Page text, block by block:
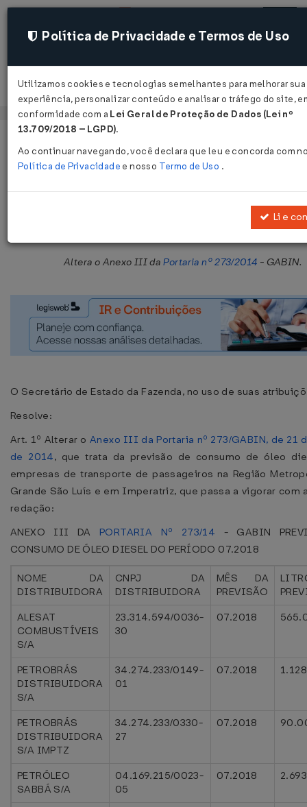
Acessar
Publicado no DOE - MA em 3 jul 2018
Altera o Anexo III da Portaria nº 273/2014 - GABIN.
O Secretário de Estado da Fazenda, no uso de suas
Resolve:
Art. 1º Alterar oAnexo III da Portaria nº 273/GABIN, de 21
de 2014, que trata da previsão de consumo de óleo
empresas de transporte de passageiros na Região
Grande São Luís e em Imperatriz, que passa a vigorar com
redação:
ANEXO III DA PORTARIA Nº 273/14 - GABIN
CONSUMO DE ÓLEO DIESEL DO PERÍODO 07.2018
NOME DA
DISTRIBUIDORA
CNPJ DA
DISTRIBUIDORA
MÊS DA
PREVISÃO
ALESAT
COMBUSTÍVEIS
S/A
23.314.594/0036-
30
07.2018
PETROBRÁS
DISTRIBUIDORA
S/A
34.274.233/0149-
01
07.2018
PETROBRÁS
DISTRIBUIDORA
S/A IMPTZ
34.274.233/0330-
27
07.2018
PETRÓLEO
SABBÁ S/A
04.169.215/0023-
05
07.2018
Política de Privacidade e Termos de Uso
Utilizamos cookies e tecnologias semelhantes para melhorar sua
experiência, personalizar conteúdo e analisar o tráfego do site,
conformidade com a Lei Geral de Proteção de Dados (Lei nº
13.709/2018 – LGPD).
Ao continuar navegando, você declara que leu e concorda com
Política de Privacidade e nosso Termo de Uso .
Li e